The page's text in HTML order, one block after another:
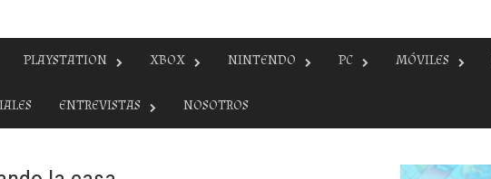
PLAYSTATION XBOX NINTENDO PC MÓVILES
ENTREVISTAS NOSOTROS